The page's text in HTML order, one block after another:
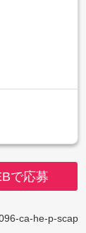
で応募
ca-he-p-scap